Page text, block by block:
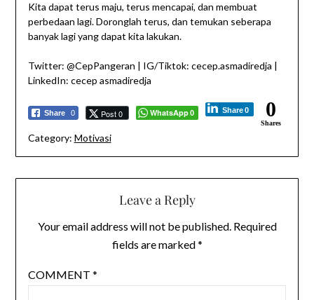
Kita dapat terus maju, terus mencapai, dan membuat
perbedaan lagi. Doronglah terus, dan temukan seberapa
banyak lagi yang dapat kita lakukan.
Twitter: @CepPangeran | IG/Tiktok: cecep.asmadiredja |
LinkedIn: cecep asmadiredja
Share 0 Post 0 WhatsApp 0 Share 0 0
Shares
Category: Motivasi
Leave a Reply
Your email address will not be published. Required
fields are marked*
COMMENT *